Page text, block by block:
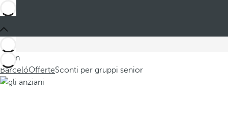
Sei in
BarcelóOfferteSconti per gruppi senior